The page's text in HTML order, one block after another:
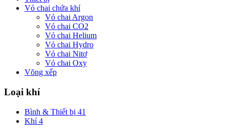
Vỏ chai chứa khí
Vỏ chai Argon
Vỏ chai CO2
Vỏ chai Helium
Vỏ chai Hydro
Vỏ chai Nitơ
Vỏ chai Oxy
Võng xếp
Loại khí
Bình & Thiết bị 41
Khí 4